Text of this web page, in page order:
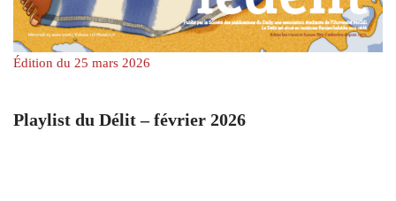
Édition du 25 mars 2026
Playlist du Délit – février 2026